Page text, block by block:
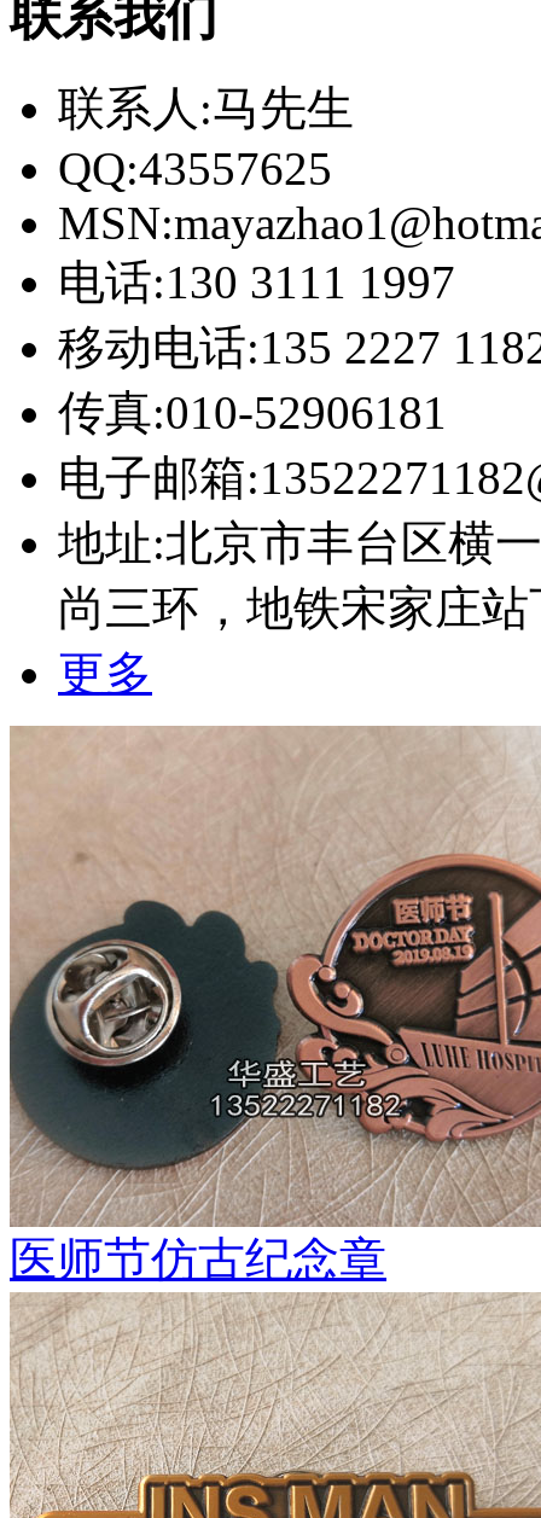
联系我们
联系人:马先生
QQ:43557625
电话:130 3111 1997
移动电话:135 2227
传真:010-52906181
电子邮箱
地址:北京市丰台区横
尚三环，地铁宋家庄
更多
医师节仿古纪念章